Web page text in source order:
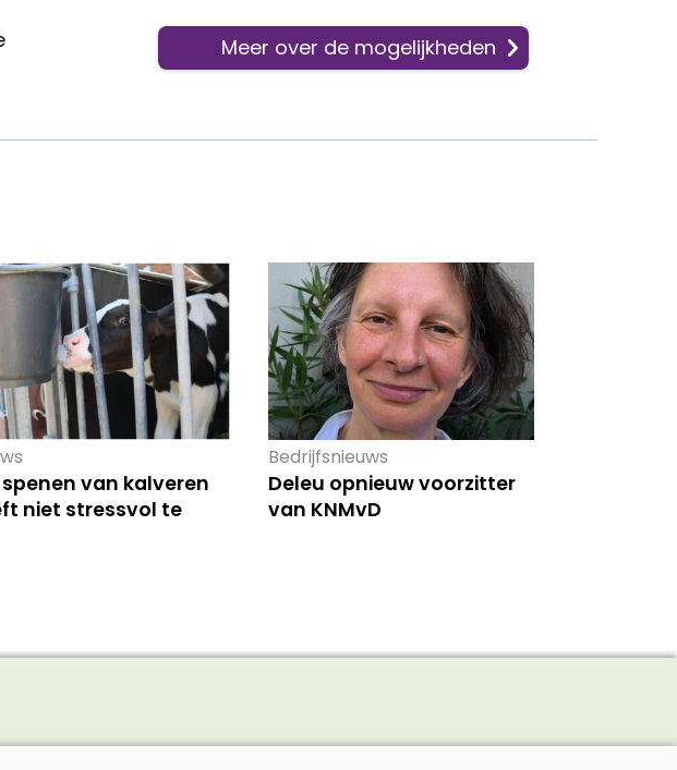
Meer over de mogelijkheden
spenen van kalveren
niet stressvol te
Bedrijfsnieuws
Deleu opnieuw voorzitter
van KNMvD